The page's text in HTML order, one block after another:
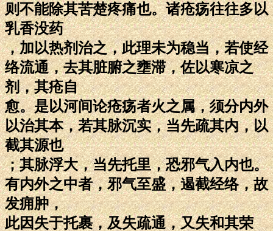
则不能除其苦楚疼痛也。诸疮疡往往多以
乳香没药
，加以热剂治之，此理未为稳当，若使经
络流通，去其脏腑之壅滞，佐以寒凉之
剂，其疮自
愈。是以河间论疮疡者火之属，须分内外
以治其本，若其脉沉实，当先疏其内，以
截其源也
；其脉浮大，当先托里，恐邪气入内也。
有内外之中者，邪气至盛，遏截经络，故
发痈肿，
此因失于托裹，及失疏通，又失和其荣